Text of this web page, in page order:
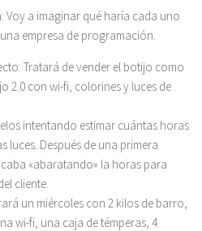
Voy a imaginar qué haría cada uno
empresa de programación.
Tratará de vender el botijo como
2.0 con wi-fi, colorines y luces de
intentando estimar cuántas horas
luces. Después de una primera
«abaratando» la horas para
cliente.
un miércoles con 2 kilos de barro,
wi-fi, una caja de témperas, 4